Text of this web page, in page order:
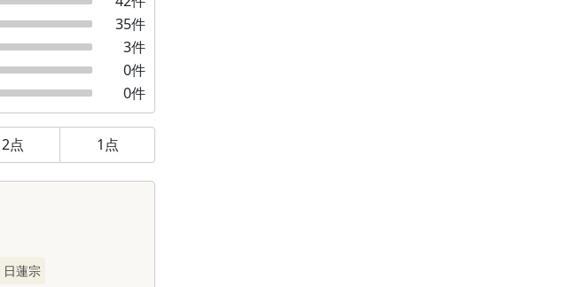
35件
3件
0件
0件
2点 1 点
日蓮宗